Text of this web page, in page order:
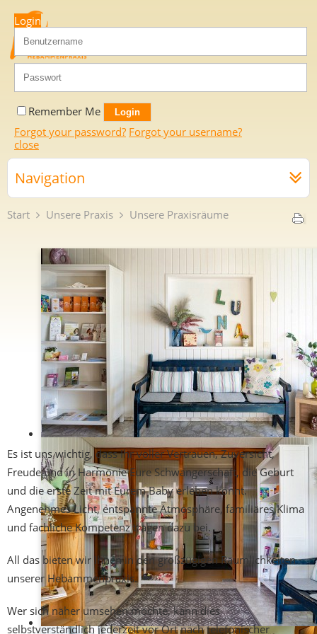
Login
Remember Me
Forgot your password? Forgot your username?
close
Navigation
Start Unsere Praxis Unsere Praxisräume
Es ist uns wichtig, dass Ihr voller Vertrauen, Zuversicht,
Freude und in Harmonie Eure Schwangerschaft, die Geburt
und die erste Zeit mit Eurem Baby erleben könnt.
Angenehmes Licht, entspannte Atmosphäre, familiäres Klima
und fachliche Kompetenz tragen dazu bei.
All das bieten wir Ihnen in den großzügigen Räumlichkeiten
unserer Hebammenpraxis.
Wer sich näher umsehen möchte, kann dies
selbstverständlich jederzeit vor Ort nach telefonischer